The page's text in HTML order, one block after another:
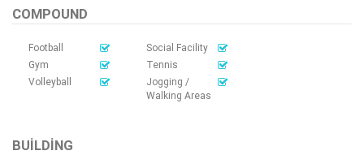
COMPOUND
Football
Social Facility
Gym
Tennis
Volleyball
Jogging /
Walking Areas
BUILDING